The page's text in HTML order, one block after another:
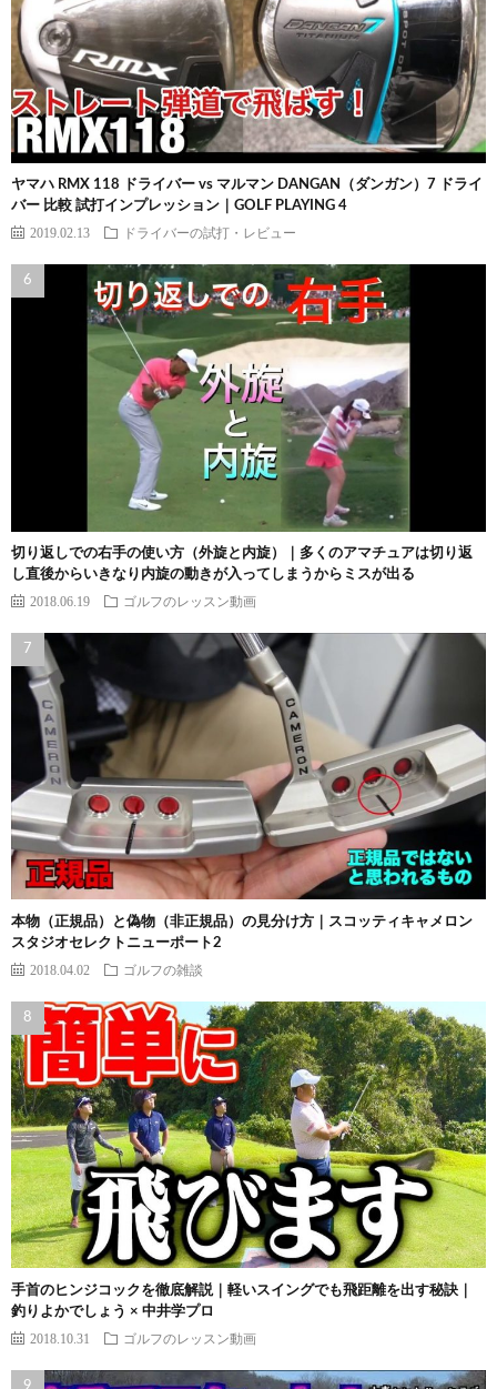
ヤマハ RMX 118 ドライバー vs マルマン DANGAN（ダンガン）7 ドライ
バー 比較 試打インプレッション｜GOLF PLAYING 4
2019.02.13 ドライバーの試打・レビュー
切り返しでの右手の使い方（外旋と内旋）｜多くのアマチュアは切り返
し直後からいきなり内旋の動きが入ってしまうからミスが出る
2018.06.19 ゴルフのレッスン動画
本物（正規品）と偽物（非正規品）の見分け方｜スコッティキャメロン
スタジオセレクトニューポート2
2018.04.02 ゴルフの雑談
手首のヒンジコックを徹底解説｜軽いスイングでも飛距離を出す秘訣｜
釣りよかでしょう × 中井学プロ
2018.10.31 ゴルフのレッスン動画